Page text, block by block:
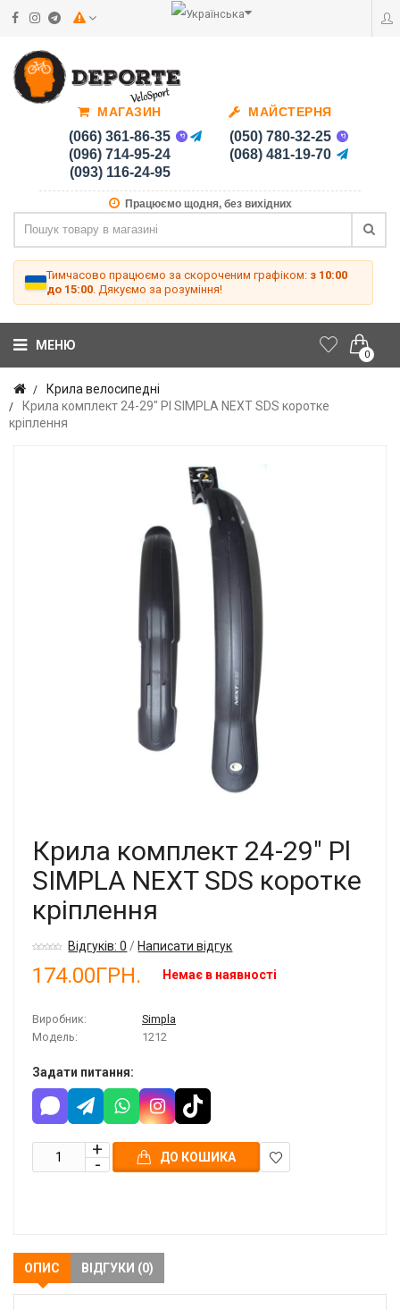
МАГАЗИН
(066) 361-86-35
(096) 714-95-24
(093) 116-24-95
МАЙСТЕРНЯ
(050) 780-32-25
(068) 481-19-70
Працюємо щодня, без вихідних
Тимчасово працюємо за скороченим графіком: з 10:00
до 15:00 . Дякуємо за розуміння!
0
МЕНЮ
Крила велосипедні
Крила комплект 24-29" Pl SIMPLA NEXT SDS коротке
кріплення
Крила комплект 24-29" Pl
SIMPLA NEXT SDS коротке
кріплення
Відгуків: 0 /Написати відгук
174.00ГРН. Немає в наявності
Виробник:
Simpla
Модель:
1212
Задати питання:
ДО КОШИКА
ОПИС ВІДГУКИ (0)